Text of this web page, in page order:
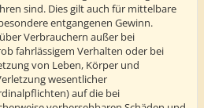
sind. Dies gilt auch für mittelbare
entgangenen Gewinn.
Verbrauchern außer bei
fahrlässigem Verhalten oder bei
von Leben, Körper und
wesentlicher
auf die bei